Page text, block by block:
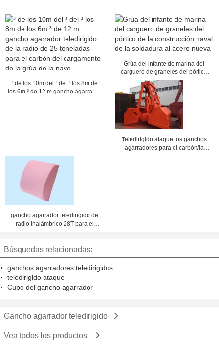
³ de los 10m del ³ del ³ los 8m de
los 6m ³ de 12 m gancho agarrador
Grúa del infante de marina del
carguero de graneles del pórtico
de la construcción naval de la
soldadura al acero nueva
Teledirigido ataque los ganchos
agarradores para el carbón/la
gancho agarrador teledirigido de
radio inalámbrico 28T para el
Búsquedas relacionadas:
ganchos agarradores teledirigidos
teledirigido ataque
Cubo del gancho agarrador
Gancho agarrador teledirigido
Vea todos los productos